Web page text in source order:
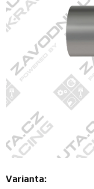
FANOUŠCI
Profil
firmy
Obchodní
podmínky
Doprava
Varianta: